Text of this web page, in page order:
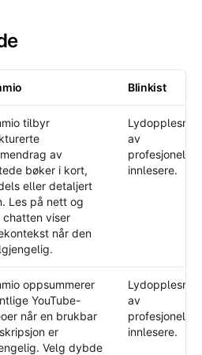
Blinkist
tilbyr
av
bøker i kort,
eller detaljert
Les på nett og
chatten viser
når den
av
profesjonelle
innlesere.
oppsummerer
YouTube-
når en brukbar
er
Velg dybde
av
profesjonelle
innlesere.